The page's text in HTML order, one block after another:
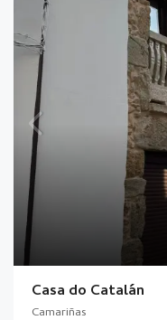
Casa do Catalán
Camariñas